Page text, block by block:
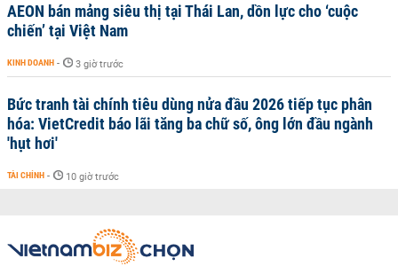
AEON bán mảng siêu thị tại Thái Lan, dồn lực cho ‘cuộc
chiến’ tại Việt Nam
KINH DOANH - 3 giờ trước
Bức tranh tài chính tiêu dùng nửa đầu 2026 tiếp tục phân
hóa: VietCredit báo lãi tăng ba chữ số, ông lớn đầu ngành
'hụt hơi'
TÀI CHÍNH - 10 giờ trước